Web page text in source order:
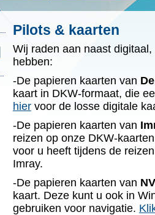
Pilots & kaarten
Wij raden aan naast
hebben:
-De papieren kaarten van
kaart in DKW-formaat, die
hiervoor de losse digitale
-De papieren kaarten van
reizen op onze DKW-
voor u heeft tijdens de
Imray.
-De papieren kaarten van
kaart. Deze kunt u ook in
gebruiken voor navigatie.